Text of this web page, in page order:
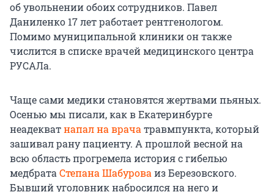
об увольнении обоих сотрудников. Павел
Даниленко 17 лет работает рентгенологом.
Помимо муниципальной клиники он также
числится в списке врачей медицинского центра
РУСАЛа.
Чаще сами медики становятся жертвами пьяных.
Осенью мы писали, как в Екатеринбурге
неадекватнапал на врача травмпункта, который
зашивал рану пациенту. А прошлой весной на
всю область прогремела история с гибелью
медбрата Степана Шабурова из Березовского.
Бывший уголовник набросился на него и